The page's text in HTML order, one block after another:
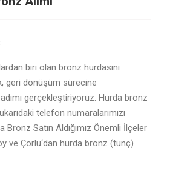
biri olan bronz hurdasını
geri dönüşüm sürecine
gerçekleştiriyoruz. Hurda bronz
telefon numaralarımızı
Bronz Satın Aldığımız Önemli İlçeler
ve Çorlu‘dan hurda bronz (tunç)